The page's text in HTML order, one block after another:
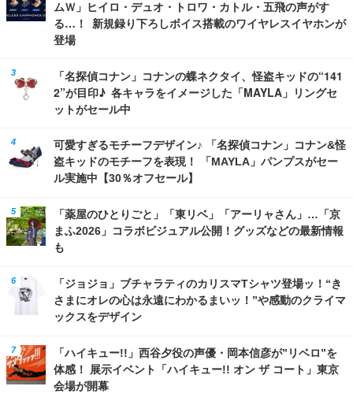
ムＷ」ヒイロ・デュオ・トロワ・カトル・五飛の声がす
る…！ 新規録り下ろしボイス搭載のワイヤレスイヤホンが
登場
「名探偵コナン」コナンの蝶ネクタイ、怪盗キッドの“141
2”が目印♪ 各キャラをイメージした「MAYLA」リングセ
ットがセール中
可愛すぎるモチーフデザイン♪ 「名探偵コナン」コナン&怪
盗キッドのモチーフを表現！ 「MAYLA」パンプスがセー
ル実施中【30％オフセール】
「薬屋のひとりごと」「東リベ」「アーリャさん」…「京
まふ2026」コラボビジュアル公開！グッズなどの最新情報
も
「ジョジョ」ブチャラティのカリスマTシャツ登場ッ！“き
さまにオレの心は永遠にわかるまいッ！”や感動のクライマ
ックスをデザイン
「ハイキュー!!」西谷夕役の声優・岡本信彦が”リベロ”を
体感！ 展示イベント「ハイキュー!! オン ザ コート」東京
会場が開幕